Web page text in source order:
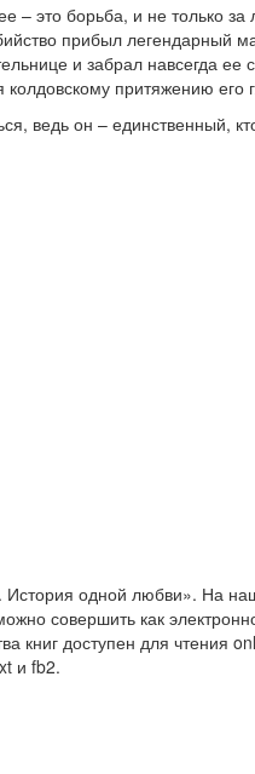
– это борьба, и не только
прибыл легендарный
и забрал навсегда ее
колдовскому притяжению его
ведь он – единственный,
История одной любви». На
совершить как
книг доступен для чтения
и fb2.